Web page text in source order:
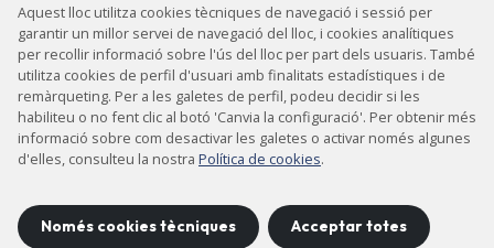
Accessibilitat
Contacte
Avís legal
Política de privacitat
Mapa del lloc
Aquest lloc utilitza cookies tècniques de navegació i sessió per
garantir un millor servei de navegació del lloc, i cookies analítiques
per recollir informació sobre l'ús del lloc per part dels usuaris. També
utilitza cookies de perfil d'usuari amb finalitats estadístiques i de
remàrqueting. Per a les galetes de perfil, podeu decidir si les
habiliteu o no fent clic al botó 'Canvia la configuració'. Per obtenir més
informació sobre com desactivar les galetes o activar només algunes
d'elles, consulteu la nostra Política de cookies.
Només cookies tècniques Acceptar totes